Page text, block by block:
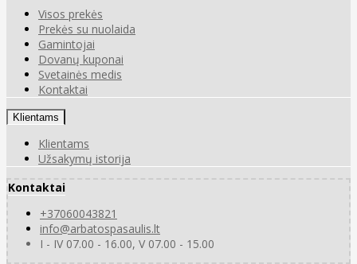
Visos prekės
Prekės su nuolaida
Gamintojai
Dovanų kuponai
Svetainės medis
Kontaktai
Klientams
Klientams
Užsakymų istorija
Kontaktai
+37060043821
info@arbatospasaulis.lt
I - IV 07.00 - 16.00, V 07.00 - 15.00